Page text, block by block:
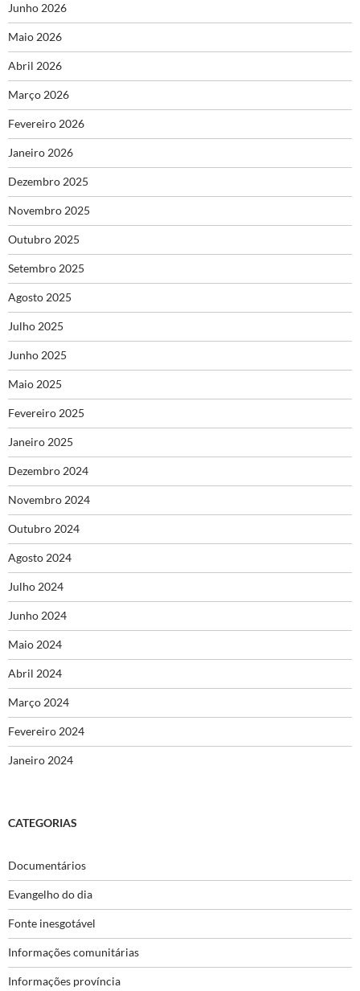
Junho 2026
Maio 2026
Abril 2026
Março 2026
Fevereiro 2026
Janeiro 2026
Dezembro 2025
Novembro 2025
Outubro 2025
Setembro 2025
Agosto 2025
Julho 2025
Junho 2025
Maio 2025
Fevereiro 2025
Janeiro 2025
Dezembro 2024
Novembro 2024
Outubro 2024
Agosto 2024
Julho 2024
Junho 2024
Maio 2024
Abril 2024
Março 2024
Fevereiro 2024
Janeiro 2024
CATEGORIAS
Documentários
Evangelho do dia
Fonte inesgotável
Informações comunitárias
Informações província